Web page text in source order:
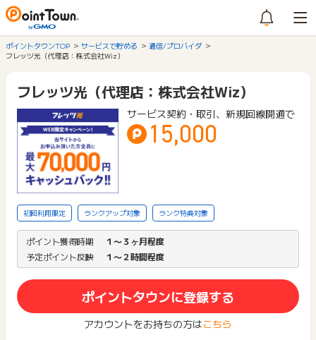
ポイントタウンTOP サービスで貯める
通信/プロバイダ
フレッツ光（代理店：株式会社Wiz）
フレッツ光（代理店：株式会社Wiz）
サービス契約・取引、新規回線開通で
15,000
初回利用限定 ランクアップ対象 ランク特典対象
ポイント獲得時期
１〜３ヶ月程度
予定ポイント反映
１〜２時間程度
ポイントタウンに登録する
アカウントをお持ちの方はこちら